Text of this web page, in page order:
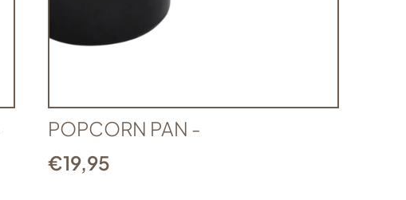
POPCORN PAN -
€19,95